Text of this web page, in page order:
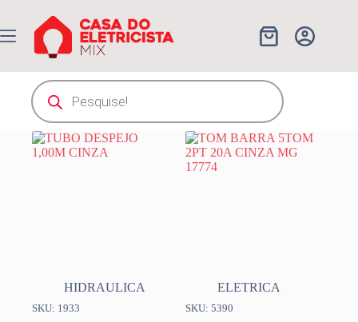
o
conteúdo
Carrinho
Pesquisar
produtos
HIDRAULICA
SKU: 1933
ELETRICA
SKU: 5390